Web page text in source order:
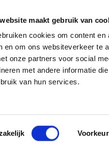
maakt gebruik van
cookies om content
en om ons websiteverkeer te
onze partners voor social
met andere informatie
van hun services.
Belgium
of the Provincial High
headed by Kris Lekime.